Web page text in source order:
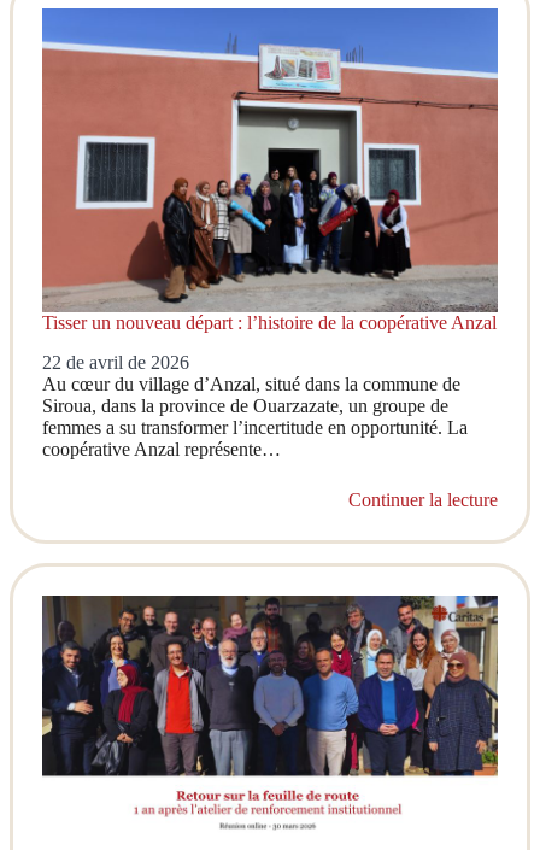
Tisser un nouveau départ : l’histoire de la coopérative Anzal
22 de avril de 2026
Au cœur du village d’Anzal, situé dans la commune de
Siroua, dans la province de Ouarzazate, un groupe de
femmes a su transformer l’incertitude en opportunité. La
coopérative Anzal représente…
Continuer la lecture